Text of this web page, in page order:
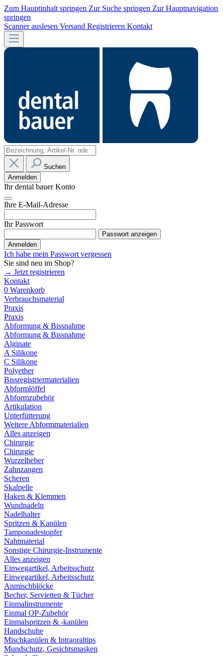
Zum Hauptinhalt springen Zur Suche springen Zur Hauptnavigation
springen
Scanner auslesen Versand Registrieren Kontakt
Suchen
Anmelden
Ihr dental bauer Konto
Ihre E-Mail-Adresse
Ihr Passwort
Passwort anzeigen
Anmelden
Ich habe mein Passwort vergessen
Sie sind neu im Shop?
→ Jetzt registrieren
Kontakt
0 Warenkorb
Verbrauchsmaterial
Praxis
Praxis
Abformung & Bissnahme
Abformung & Bissnahme
Alginate
A Silikone
C Silikone
Polyether
Bissregistriermaterialien
Abformlöffel
Abformzubehör
Artikulation
Unterfütterung
Weitere Abformmaterialien
Alles anzeigen
Chirurgie
Chirurgie
Wurzelheber
Zahnzangen
Scheren
Skalpelle
Haken & Klemmen
Wundnadeln
Nadelhalter
Spritzen & Kanülen
Tamponadestopfer
Nahtmaterial
Sonstige Chirurgie-Instrumente
Alles anzeigen
Einwegartikel, Arbeitsschutz
Einwegartikel, Arbeitsschutz
Anmischblöcke
Becher, Servietten & Tücher
Einmalinstrumente
Einmal OP-Zubehör
Einmalspritzen & -kanülen
Handschuhe
Mischkanülen & Intraoraltips
Mundschutz, Gesichtsmasken